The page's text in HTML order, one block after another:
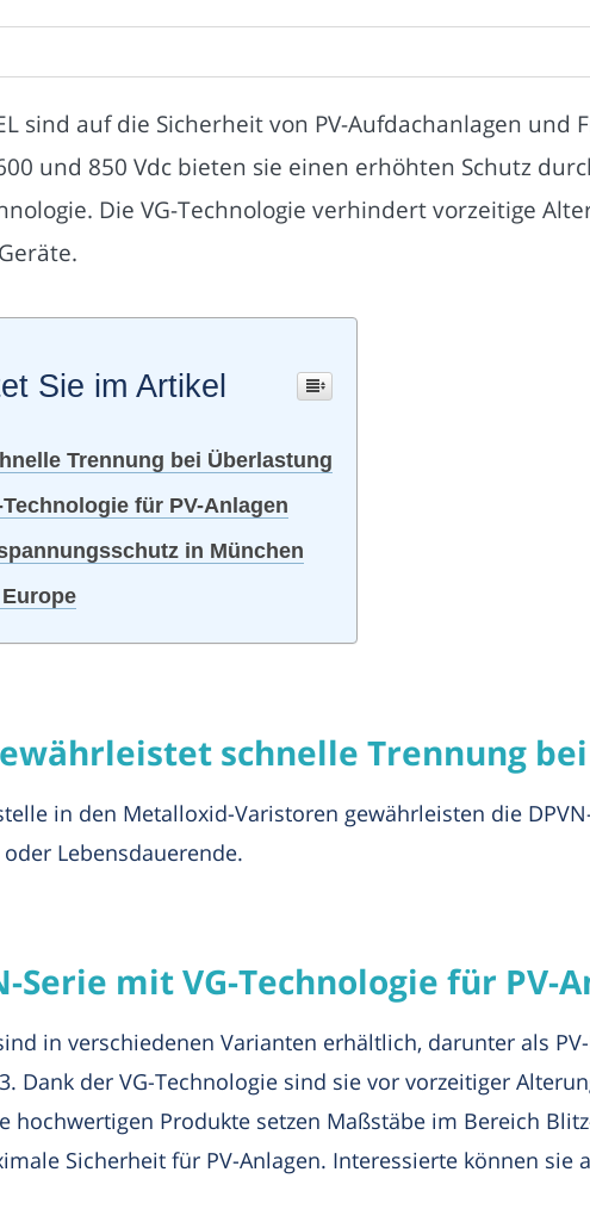
sind auf die Sicherheit von PV-Aufdachanlagen und
und 850 Vdc bieten sie einen erhöhten Schutz
Die VG-Technologie verhindert vorzeitige
Sie im Artikel
Trennung bei Überlastung
für PV-Anlagen
in München
schnelle Trennung
in den Metalloxid-Varistoren gewährleisten die
Lebensdauerende.
Serie mit VG-Technologie für PV-
in verschiedenen Varianten erhältlich, darunter als
Dank der VG-Technologie sind sie vor vorzeitiger
hochwertigen Produkte setzen Maßstäbe im Bereich
Sicherheit für PV-Anlagen. Interessierte können sie